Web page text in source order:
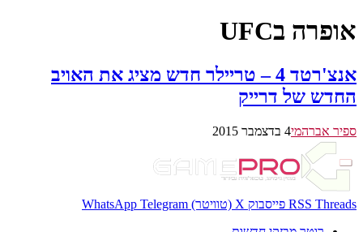
אופרה בUFC
אנצ'רטד 4 – טריילר חדש מציג את האויב
החדש של דרייק
ספיר אברהמי4 בדצמבר 2015
RSS Threads פייסבוק X (טוויטר) WhatsApp Telegram